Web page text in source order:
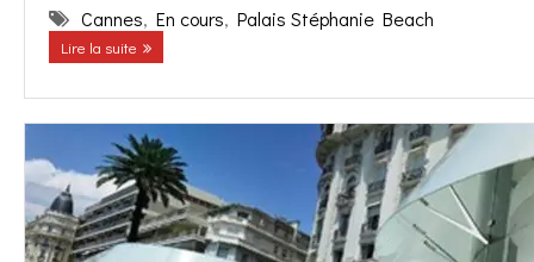
Cannes, En cours, Palais Stéphanie Beach
Lire la suite